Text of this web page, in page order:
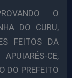
O
DO CURU,
FEITOS DA
CE,
DO PREFEITO